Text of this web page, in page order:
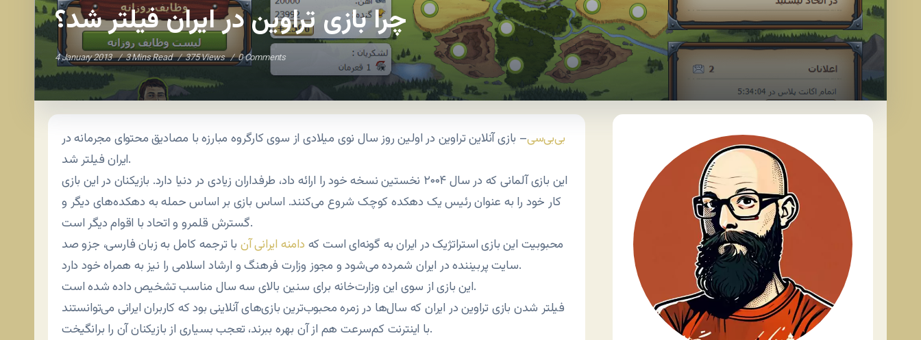
چرا بازی تراوین در ایران فیلتر شد؟
4 January 2013 3 Mins Read 375 Views 0 Comments
بی‌بی‌سی– بازی آنلاین تراوین در اولین روز سال نوی میلادی از سوی کارگروه مبارزه با مصادیق محتوای مجرمانه در
ایران فیلتر شد.
این بازی آلمانی که در سال ۲۰۰۴ نخستین نسخه خود را ارائه داد، طرفداران زیادی در دنیا دارد. بازیکنان در این بازی
کار خود را به عنوان رئیس یک دهکده کوچک شروع می‌کنند. اساس بازی بر اساس حمله به دهکده‌های دیگر و
گسترش قلمرو و اتحاد با اقوام دیگر است.
محبوبیت این بازی استراتژیک در ایران به گونه‌ای است که دامنه ایرانی آن با ترجمه کامل به زبان فارسی، جزو صد
سایت پربیننده در ایران شمرده می‌شود و مجوز وزارت فرهنگ و ارشاد اسلامی را نیز به همراه خود دارد.
این بازی از سوی این وزارت‌خانه برای سنین بالای سه سال مناسب تشخیص داده شده است.
فیلتر شدن بازی تراوین در ایران که سال‌ها در زمره محبوب‌ترین بازی‌های آنلاینی بود که کاربران ایرانی می‌توانستند
با اینترنت کم‌سرعت هم از آن بهره ببرند، تعجب بسیاری از بازیکنان آن را برانگیخت.